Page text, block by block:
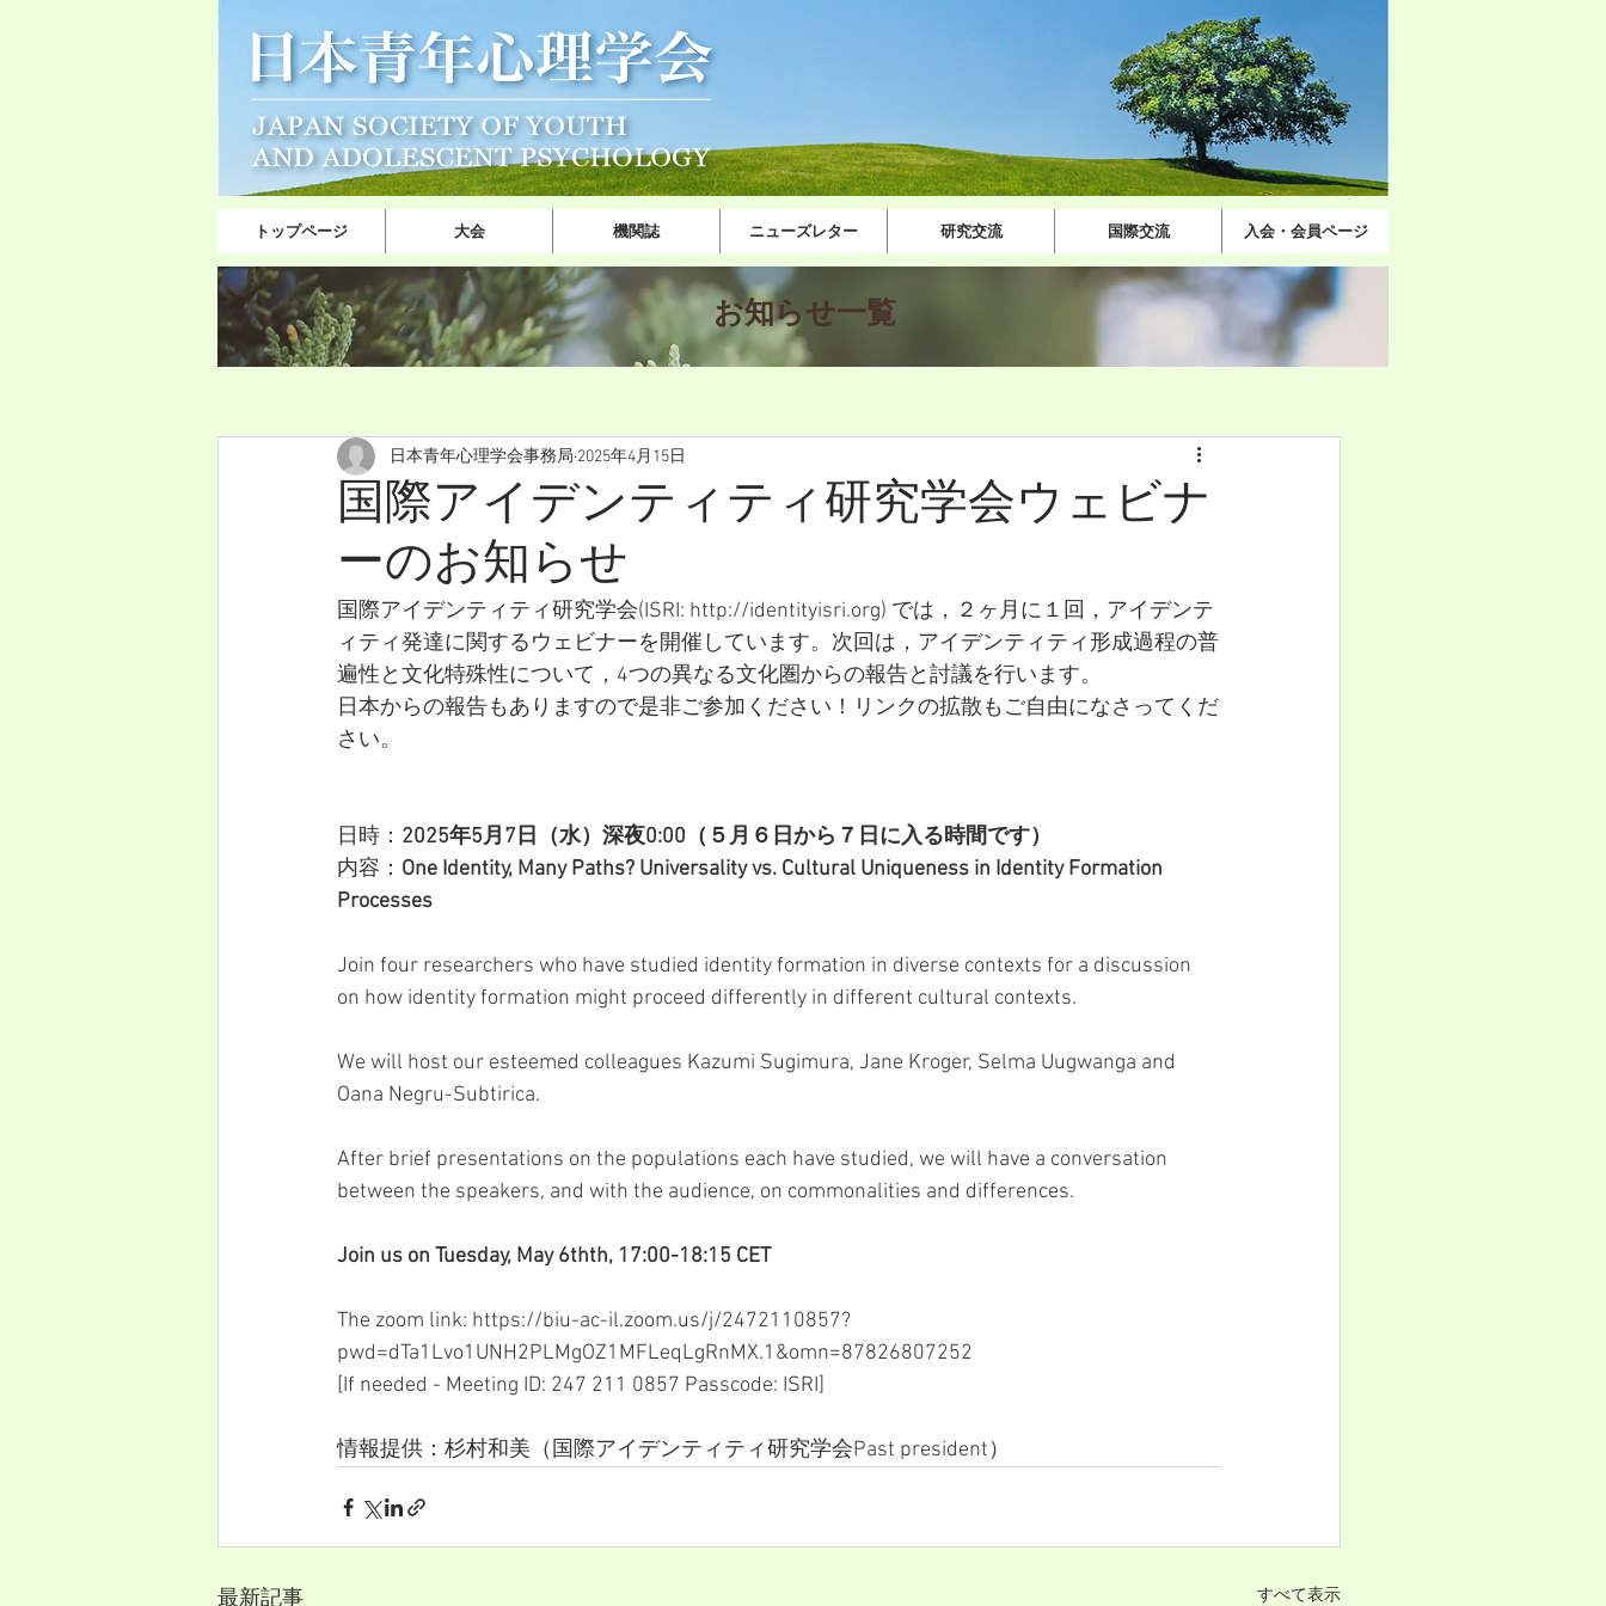
トップページ 大会 機関誌 ニューズレター 研究交流 国際交流 入会・会員ページ
​お知ら​せ一覧
国際アイデンティティ研究学会ウェビナ
ーのお知らせ
日本青年心理学会事務局 2025年4月15日
国際アイデンティティ研究学会(ISRI: http://identityisri.org) では，２ヶ月に１回，アイデンテ
ィティ発達に関するウェビナーを開催しています。次回は，アイデンティティ形成過程の普
遍性と文化特殊性について，4つの異なる文化圏からの報告と討議を行います。
日本からの報告もありますので是非ご参加ください！リンクの拡散もご自由になさってくだ
さい。
日時： 2025年5月7日（水）深夜0:00（５月６日から７日に入る時間です）
内容： One Identity, Many Paths? Universality vs. Cultural Uniqueness in Identity Formation
Processes
Join four researchers who have studied identity formation in diverse contexts for a discussion
on how identity formation might proceed differently in different cultural contexts.
We will host our esteemed colleagues Kazumi Sugimura, Jane Kroger, Selma Uugwanga and
Oana Negru-Subtirica.
After brief presentations on the populations each have studied, we will have a conversation
between the speakers, and with the audience, on commonalities and differences.
Join us on Tuesday, May 6thth, 17:00-18:15 CET
The zoom link: https://biu-ac-il.zoom.us/j/2472110857?
pwd=dTa1Lvo1UNH2PLMgOZ1MFLeqLgRnMX.1&omn=87826807252
[If needed - Meeting ID: 247 211 0857 Passcode: ISRI]
情報提供：杉村和美（国際アイデンティティ研究学会Past president）
最新記事 すべて表示